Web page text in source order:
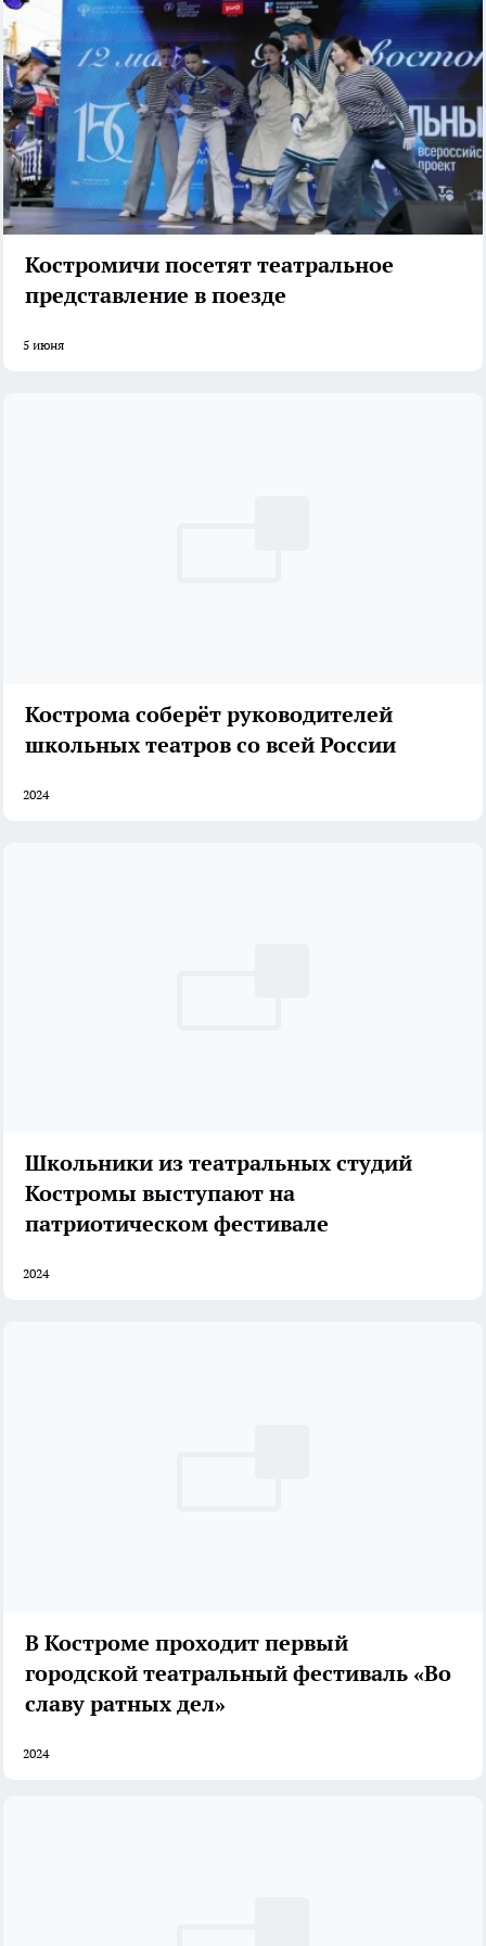
Костромичи посетят театральное
представление в поезде
5 июня
Кострома соберёт руководителей
школьных театров со всей России
2024
Школьники из театральных студий
Костромы выступают на
патриотическом фестивале
2024
В Костроме проходит первый
городской театральный фестиваль «Во
славу ратных дел»
2024